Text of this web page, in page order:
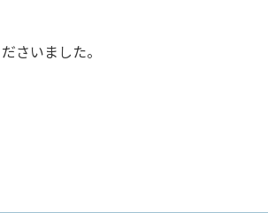
さいました。